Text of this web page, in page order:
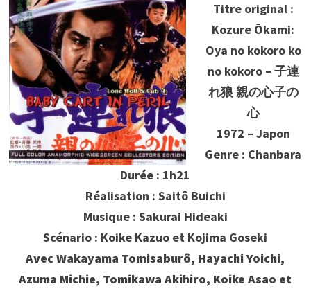
Titre original :
Kozure Ōkami:
Oya no kokoro ko
no kokoro – 子連
れ狼 親の心子の
心
1972 – Japon
Genre : Chanbara
Durée : 1h21
Réalisation : Saitô Buichi
Musique : Sakurai Hideaki
Scénario : Koike Kazuo et Kojima Goseki
Avec Wakayama Tomisaburô, Hayachi Yoichi,
Azuma Michie, Tomikawa Akihiro, Koike Asao et